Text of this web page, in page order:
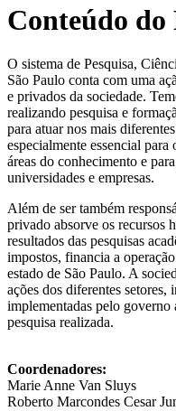
Conteúdo
O sistema de Pesquisa,
São Paulo conta com uma
e privados da sociedade.
realizando pesquisa e
para atuar nos mais
especialmente essencial para
áreas do conhecimento e
universidades e empresas.
Além de ser também
privado absorve os recursos
resultados das pesquisas
impostos, financia a
estado de São Paulo. A
ações dos diferentes
implementadas pelo governo
pesquisa realizada.
Coordenadores:
Marie Anne Van Sluys
Roberto Marcondes Cesar